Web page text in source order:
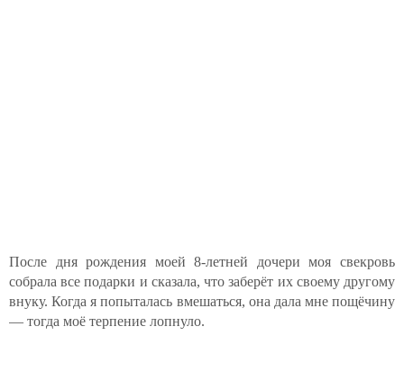
После дня рождения моей 8-летней дочери моя свекровь
собрала все подарки и сказала, что заберёт их своему другому
внуку. Когда я попыталась вмешаться, она дала мне пощёчину
— тогда моё терпение лопнуло.